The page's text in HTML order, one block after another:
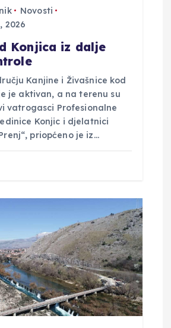
Novosti
2026
Konjica iz dalje
Kanjine i Živašnice kod
je aktivan, a na terenu su
vatrogasci Profesionalne
Konjic i djelatnici
priopćeno je iz…